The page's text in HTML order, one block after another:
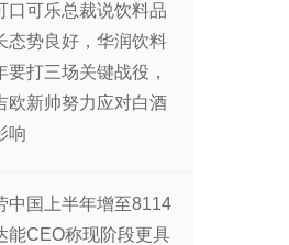
口可乐总裁说饮料品
态势良好，华润饮料
要打三场关键战役，
欧新帅努力应对白酒
响
中国上半年增至8114
能CEO称现阶段更具